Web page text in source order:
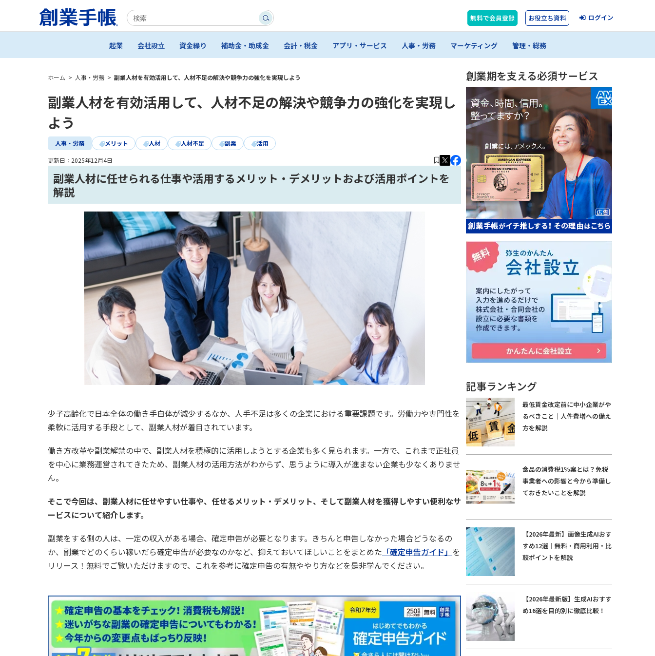
無料で会員登録 お役立ち資料 ログイン
起業 会社設立 資金繰り 補助金・助成金 会計・税金 アプリ・サービス 人事・労務 マーケティング 管理・総務
ホーム > 人事・労務 > 副業人材を有効活用して、人材不足の解決や競争力の強化を実現しよう
副業人材を有効活用して、人材不足の解決や競争力の強化を実現し
よう
人事・労務 メリット 人材 人材不足 副業 活用
更新日： 2025年12月4日
副業人材に任せられる仕事や活用するメリット・デメリットおよび活用ポイントを
解説
少子高齢化で日本全体の働き手自体が減少するなか、人手不足は多くの企業における重要課題です。労働力や専門性を
柔軟に活用する手段として、副業人材が着目されています。
働き方改革や副業解禁の中で、副業人材を積極的に活用しようとする企業も多く見られます。一方で、これまで正社員
を中心に業務運営されてきたため、副業人材の活用方法がわからず、思うように導入が進まない企業も少なくありませ
ん。
そこで今回は、副業人材に任せやすい仕事や、任せるメリット・デメリット、そして副業人材を獲得しやすい便利なサ
ービスについて紹介します。
副業をする側の人は、一定の収入がある場合、確定申告が必要となります。きちんと申告しなかった場合どうなるの
か、副業でどのくらい稼いだら確定申告が必要なのかなど、抑えておいてほしいことをまとめた 「確定申告ガイド」 を
リリース！無料でご覧いただけますので、これを参考に確定申告の有無ややり方などを是非学んでください。
創業期を支える必須サービス
記事ランキング
最低賃金改定前に中小企業がや
るべきこと｜人件費増への備え
方を解説
食品の消費税1％案とは？免税
事業者への影響と今から準備し
ておきたいことを解説
【2026年最新】画像生成AIおす
すめ12選｜無料・商用利用・比
較ポイントを解説
【2026年最新版】生成AIおすす
め16選を目的別に徹底比較！